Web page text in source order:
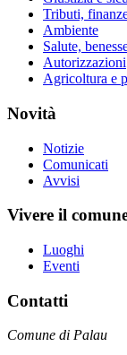
Tributi,
Ambiente
Salute,
Autorizzazioni
Agricoltura e
Novità
Notizie
Comunicati
Avvisi
Vivere il
Luoghi
Eventi
Contatti
Comune di Palau